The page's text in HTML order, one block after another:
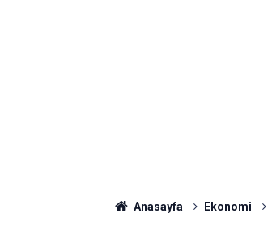
Anasayfa Ekonomi